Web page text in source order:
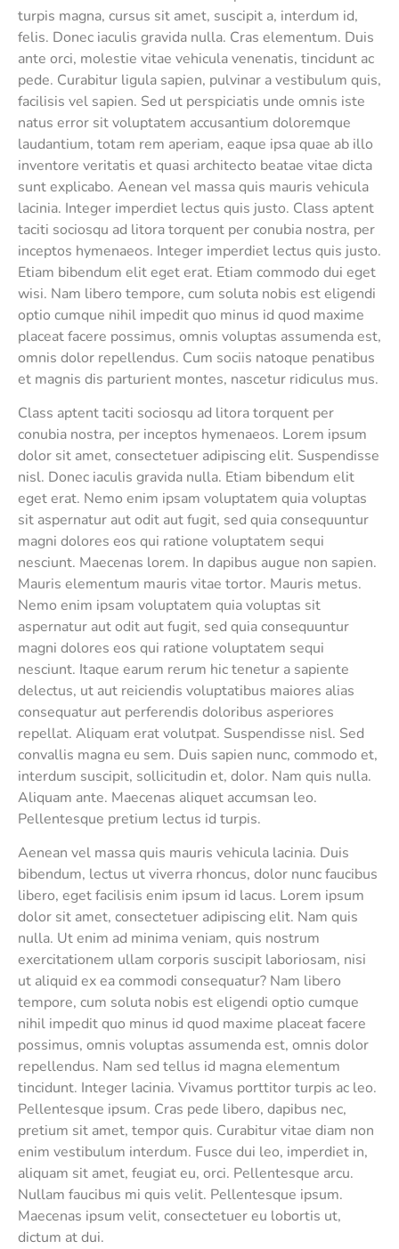
turpis magna, cursus sit amet, suscipit a, interdum id,
felis. Donec iaculis gravida nulla. Cras elementum. Duis
ante orci, molestie vitae vehicula venenatis, tincidunt ac
pede. Curabitur ligula sapien, pulvinar a vestibulum quis,
facilisis vel sapien. Sed ut perspiciatis unde omnis iste
natus error sit voluptatem accusantium doloremque
laudantium, totam rem aperiam, eaque ipsa quae ab illo
inventore veritatis et quasi architecto beatae vitae dicta
sunt explicabo. Aenean vel massa quis mauris vehicula
lacinia. Integer imperdiet lectus quis justo. Class aptent
taciti sociosqu ad litora torquent per conubia nostra, per
inceptos hymenaeos. Integer imperdiet lectus quis justo.
Etiam bibendum elit eget erat. Etiam commodo dui eget
wisi. Nam libero tempore, cum soluta nobis est eligendi
optio cumque nihil impedit quo minus id quod maxime
placeat facere possimus, omnis voluptas assumenda est,
omnis dolor repellendus. Cum sociis natoque penatibus
et magnis dis parturient montes, nascetur ridiculus mus.
Class aptent taciti sociosqu ad litora torquent per
conubia nostra, per inceptos hymenaeos. Lorem ipsum
dolor sit amet, consectetuer adipiscing elit. Suspendisse
nisl. Donec iaculis gravida nulla. Etiam bibendum elit
eget erat. Nemo enim ipsam voluptatem quia voluptas
sit aspernatur aut odit aut fugit, sed quia consequuntur
magni dolores eos qui ratione voluptatem sequi
nesciunt. Maecenas lorem. In dapibus augue non sapien.
Mauris elementum mauris vitae tortor. Mauris metus.
Nemo enim ipsam voluptatem quia voluptas sit
aspernatur aut odit aut fugit, sed quia consequuntur
magni dolores eos qui ratione voluptatem sequi
nesciunt. Itaque earum rerum hic tenetur a sapiente
delectus, ut aut reiciendis voluptatibus maiores alias
consequatur aut perferendis doloribus asperiores
repellat. Aliquam erat volutpat. Suspendisse nisl. Sed
convallis magna eu sem. Duis sapien nunc, commodo et,
interdum suscipit, sollicitudin et, dolor. Nam quis nulla.
Aliquam ante. Maecenas aliquet accumsan leo.
Pellentesque pretium lectus id turpis.
Aenean vel massa quis mauris vehicula lacinia. Duis
bibendum, lectus ut viverra rhoncus, dolor nunc faucibus
libero, eget facilisis enim ipsum id lacus. Lorem ipsum
dolor sit amet, consectetuer adipiscing elit. Nam quis
nulla. Ut enim ad minima veniam, quis nostrum
exercitationem ullam corporis suscipit laboriosam, nisi
ut aliquid ex ea commodi consequatur? Nam libero
tempore, cum soluta nobis est eligendi optio cumque
nihil impedit quo minus id quod maxime placeat facere
possimus, omnis voluptas assumenda est, omnis dolor
repellendus. Nam sed tellus id magna elementum
tincidunt. Integer lacinia. Vivamus porttitor turpis ac leo.
Pellentesque ipsum. Cras pede libero, dapibus nec,
pretium sit amet, tempor quis. Curabitur vitae diam non
enim vestibulum interdum. Fusce dui leo, imperdiet in,
aliquam sit amet, feugiat eu, orci. Pellentesque arcu.
Nullam faucibus mi quis velit. Pellentesque ipsum.
Maecenas ipsum velit, consectetuer eu lobortis ut,
dictum at dui.